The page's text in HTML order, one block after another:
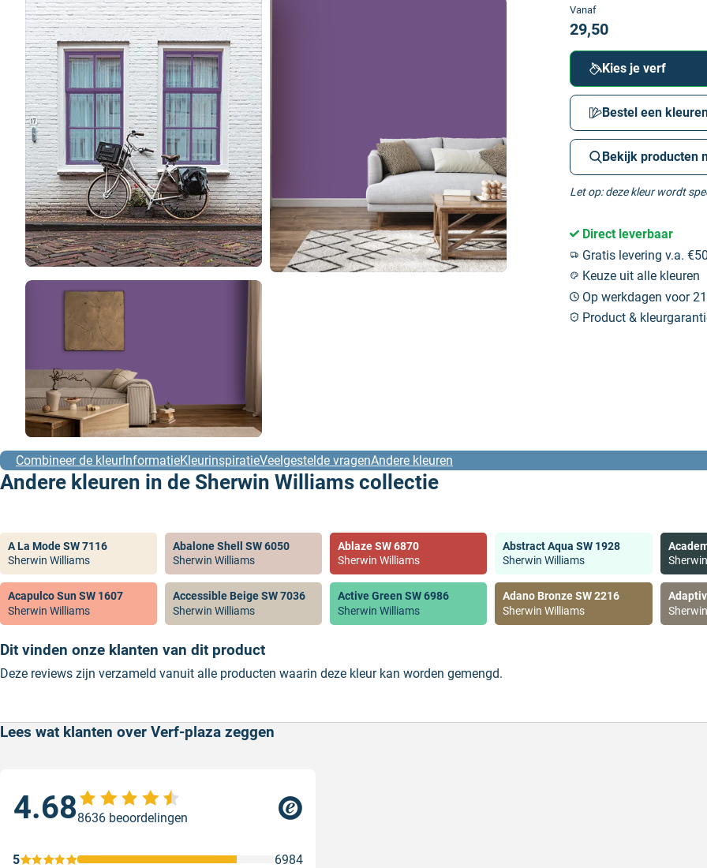
Vanaf
29,50
Kies je verf
Bestel een
Bekijk producten
Let op: deze kleur wordt
Direct leverbaar
Gratis levering v.a.
Keuze uit alle kleuren
Op werkdagen voor
Product &
Combineer de kleurInformatieKleurinspiratieVeelgestelde vragenAndere kleuren
Andere kleuren in de Sherwin Williams collectie
A La Mode SW 7116
Sherwin Williams
Abalone Shell SW 6050
Sherwin Williams
Ablaze SW 6870
Sherwin Williams
Abstract Aqua SW 1928
Sherwin Williams
Acapulco Sun SW 1607
Sherwin Williams
Accessible Beige SW 7036
Sherwin Williams
Active Green SW 6986
Sherwin Williams
Adano Bronze SW 2216
Sherwin Williams
Dit vinden onze klanten van dit product
Deze reviews zijn verzameld vanuit alle producten waarin deze kleur kan worden gemengd.
Lees wat klanten over Verf-plaza zeggen
4.688636 beoordelingen
5 6984